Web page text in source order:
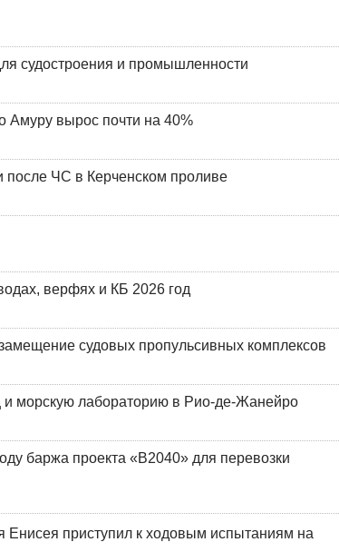
судостроения и промышленности
Амуру вырос почти на 40%
после ЧС в Керченском проливе
верфях и КБ 2026 год
судовых пропульсивных комплексов
и морскую лабораторию в Рио-де-Жанейро
баржа проекта «В2040» для перевозки
приступил к ходовым испытаниям на